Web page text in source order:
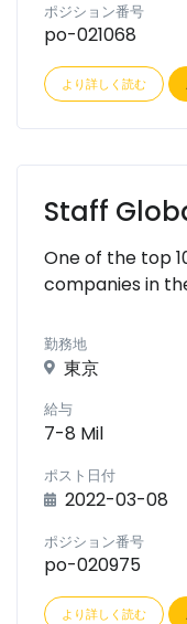
ポジション番号
po-021068
より詳しく読む
Staff
One of the top
companies in
勤務地
東京
給与
7-8 Mil
ポスト日付
2022-03-08
ポジション番号
po-020975
より詳しく読む